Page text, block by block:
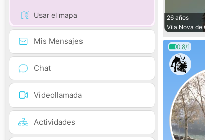
Usar el mapa
Mis Mensajes
Chat
Videollamada
Actividades
26 años
Vila Nova de
0.8/1